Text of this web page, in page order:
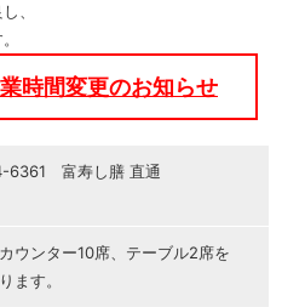
、
時間変更のお知らせ
6361 富寿し膳 直通
ウンター10席、テーブル2席を
ます。